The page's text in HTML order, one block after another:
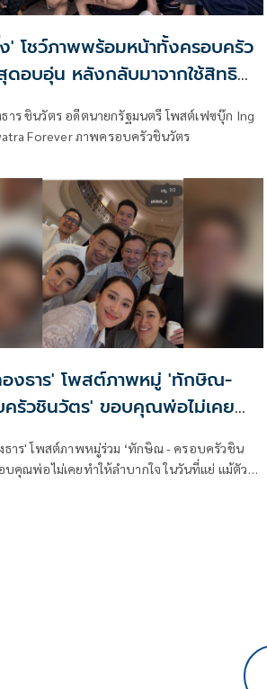
' โชว์ภาพพร้อมหน้าทั้งครอบครัว
ดอบอุ่น หลังกลับมาจากใช้สิทธิ
าร ชินวัตร อดีตนายกรัฐมนตรี โพสต์เฟซบุ๊ก Ing
Forever ภาพครอบครัวชินวัตร
งธาร' โพสต์ภาพหมู่ 'ทักษิณ-
ครัวชินวัตร' ขอบคุณพ่อไม่เคย
าร' โพสต์ภาพหมู่ร่วม ‘ทักษิณ - ครอบครัวชิน
บคุณพ่อไม่เคยทำให้ลำบากใจ ในวันที่แย่ แม้ตัว